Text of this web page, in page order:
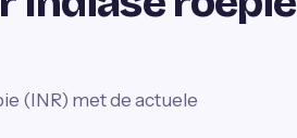
(INR) met de actuele